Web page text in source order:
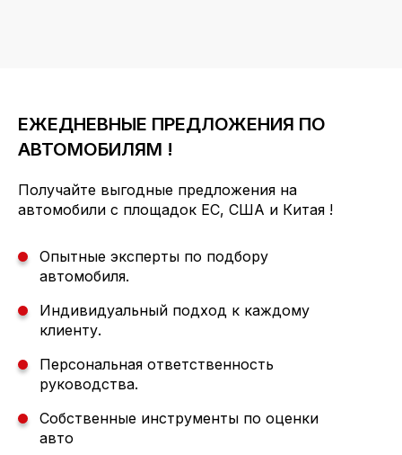
ЕЖЕДНЕВНЫЕ ПРЕДЛОЖЕНИЯ ПО
АВТОМОБИЛЯМ !
Получайте выгодные предложения на
автомобили с площадок ЕС, США и Китая !
Опытные эксперты по подбору
автомобиля.
Индивидуальный подход к каждому
клиенту.
Персональная ответственность
руководства.
Собственные инструменты по оценки
авто